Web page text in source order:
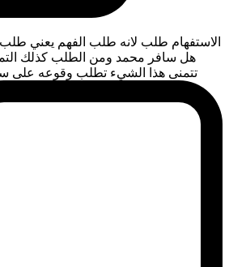
الاستفهام طلب لانه طلب الفهم يعني
هل سافر محمد ومن الطلب كذلك
تتمنى هذا الشيء تطلب وقوعه على